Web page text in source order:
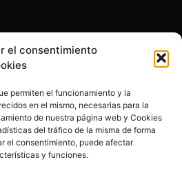
el consentimiento
permiten el funcionamiento y la
en el mismo, necesarias para la
de nuestra página web y Cookies
del tráfico de la misma de forma
el consentimiento, puede afectar
y funciones.
Pérez. All Rights Reserved